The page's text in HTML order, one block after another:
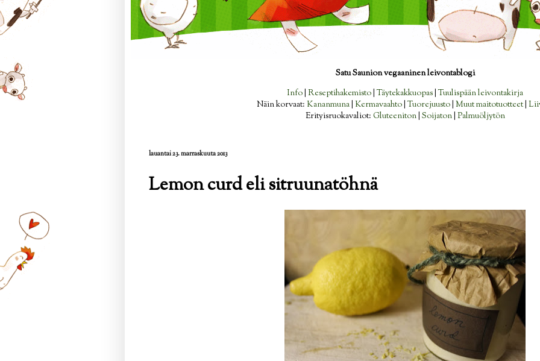
Satu Saunion vegaaninen leivontablogi
Info Reseptihakemisto |Täytekakkuopas |Tuulispään leivontakirja
Näin korvaat: Kananmuna Kermavaahto |Tuorejuusto Muut maitotuotteet|
Erityisruokavaliot: Gluteeniton| Soijaton| Palmuöljytön
lauantai 23. marraskuuta 2013
Lemon curd eli sitruunatöhnä